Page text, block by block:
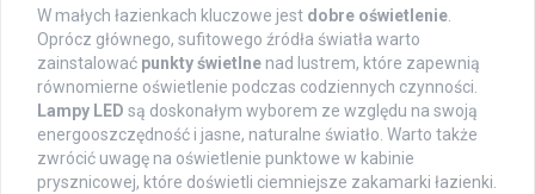
W małych łazienkach kluczowe jest dobre oświetlenie
Oprócz głównego, sufitowego źródła światła warto
zainstalować punkty świetlne nad lustrem, które zapewnią
równomierne oświetlenie podczas codziennych czynności.
Lampy LED są doskonałym wyborem ze względu na swoją
energooszczędność i jasne, naturalne światło. Warto także
zwrócić uwagę na oświetlenie punktowe w kabinie
prysznicowej, które doświetli ciemniejsze zakamarki łazienki.